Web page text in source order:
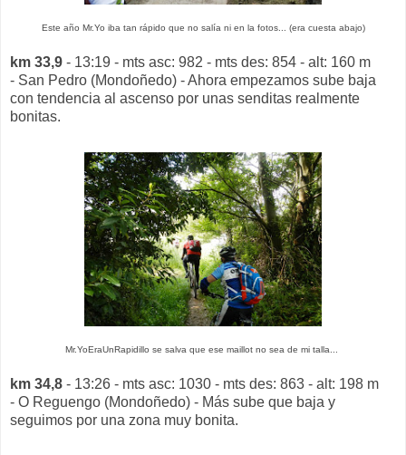
Este año Mr.Yo iba tan rápido que no salía ni en la fotos... (era cuesta abajo)
km 33,9 - 13:19 - mts asc: 982 - mts des: 854 - alt: 160 m
- San Pedro (Mondoñedo) - Ahora empezamos sube baja
con tendencia al ascenso por unas senditas realmente
bonitas.
Mr.YoEraUnRapidillo se salva que ese maillot no sea de mi talla...
km 34,8 - 13:26 - mts asc: 1030 - mts des: 863 - alt: 198 m
- O Reguengo (Mondoñedo) - Más sube que baja y
seguimos por una zona muy bonita.